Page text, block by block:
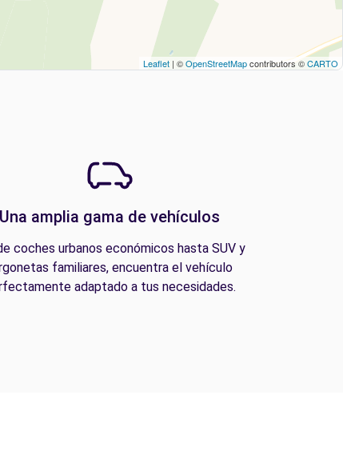
Leaflet | ©OpenStreetMapcontributors ©CARTO
Una amplia gama de vehículos
coches urbanos económicos hasta SUV y
familiares, encuentra el vehículo
adaptado a tus necesidades.